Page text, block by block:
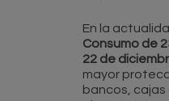
En la
Consumo de
22 de
mayor
bancos,